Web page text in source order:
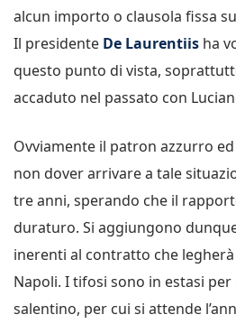
alcun importo o clausola fissa
Il presidente De Laurentiis ha
questo punto di vista,
accaduto nel passato con
Ovviamente il patron azzurro
non dover arrivare a tale
tre anni, sperando che il
duraturo. Si aggiungono
inerenti al contratto che
Napoli. I tifosi sono in estasi per
salentino, per cui si attende